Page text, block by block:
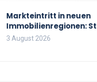
Markteintritt in neuen
Immobilienregionen:
Risiken und Checkliste
3 August 2026